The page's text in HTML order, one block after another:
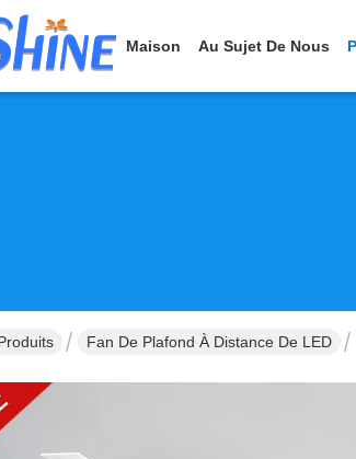
Maison Au Sujet De Nous
Fan De Plafond À Distance De LED